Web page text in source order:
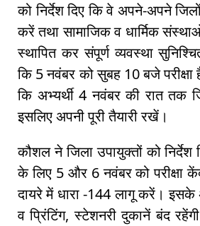
को निर्देश दिए कि वे अपने-अपने जिलों
करें तथा सामाजिक व धार्मिक
स्थापित कर संपूर्ण व्यवस्था
कि 5 नवंबर को सुबह 10 बजे परीक्षा
कि अभ्यर्थी 4 नवंबर की रात तक
इसलिए अपनी पूरी तैयारी रखें।
कौशल ने जिला उपायुक्तों को निर्देश
के लिए 5 और 6 नवंबर को परीक्षा
दायरे में धारा -144 लागू करें। इसके
व प्रिंटिंग, स्टेशनरी दुकानें बंद